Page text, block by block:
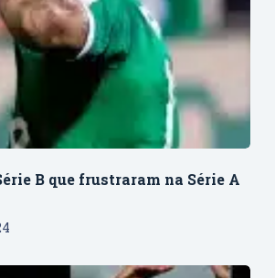
B que frustraram na Série A